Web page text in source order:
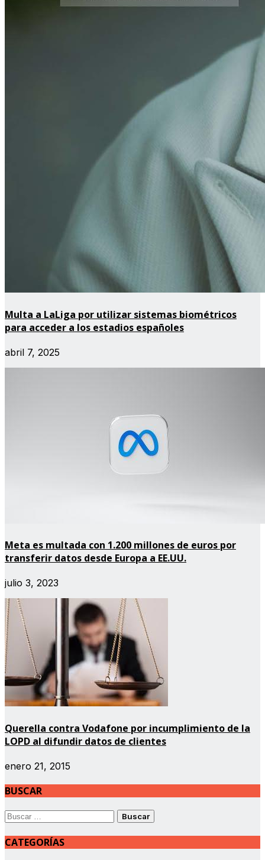
Multa a LaLiga por utilizar sistemas biométricos
para acceder a los estadios españoles
abril 7, 2025
Meta es multada con 1.200 millones de euros por
transferir datos desde Europa a EE.UU.
julio 3, 2023
Querella contra Vodafone por incumplimiento de la
LOPD al difundir datos de clientes
enero 21, 2015
BUSCAR
Buscar:
CATEGORÍAS